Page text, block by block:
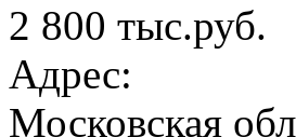
2 800 тыс.руб.
Адрес:
Московская